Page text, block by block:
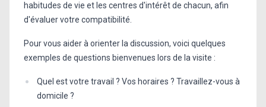
habitudes de vie et les centres d'intérêt de chacun, afin
d'évaluer votre compatibilité.
Pour vous aider à orienter la discussion, voici quelques
exemples de questions bienvenues lors de la visite :
Quel est votre travail ? Vos horaires ? Travaillez-vous à
domicile ?